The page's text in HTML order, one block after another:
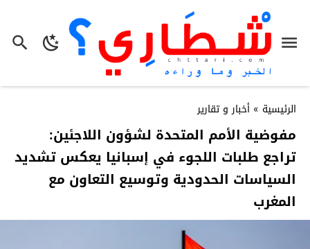
الرئيسية » أخبار و تقارير
مفوضية الأمم المتحدة لشؤون اللاجئين:
تراجع طلبات اللجوء في إسبانيا يعكس تشديد
السياسات الحدودية وتوسيع التعاون مع
المغرب